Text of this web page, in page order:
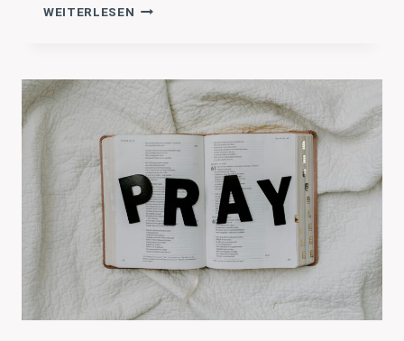
WEITERLESEN F.
UNSRE
HERZEN
GANZ
DEM
MANN
VON
GOLGATHA